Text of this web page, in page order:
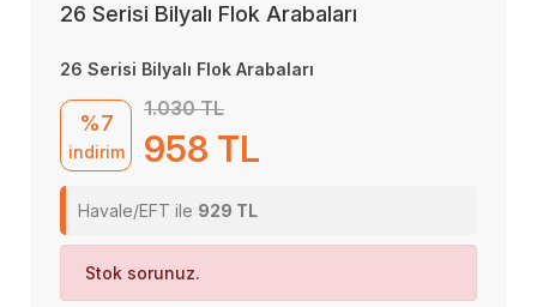
26 Serisi Bilyalı Flok Arabaları
26 Serisi Bilyalı Flok Arabaları
%7
indirim
1.030 TL
958 TL
Havale/EFT ile 929 TL
Stok sorunuz.